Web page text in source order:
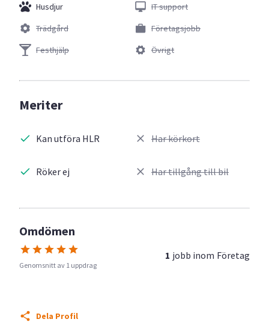
Husdjur
Trädgård
Festhjälp
IT support
Företagsjobb
Övrigt
Meriter
Kan utföra HLR
Röker ej
Har körkort
Har tillgång till bil
Omdömen
Genomsnitt av 1 uppdrag
1 jobb inom Företag
Dela Profil